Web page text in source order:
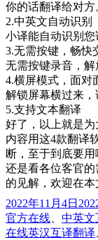
你的话翻译给对方
2.中英文自动识别
小译能自动识别您
3.无需按键，畅快
无需按键录音，
4.横屏模式，面对
解锁屏幕横过来
5.支持文本翻译
好了，以上就是
内容用这4款翻译
断，至于到底要
还是看各位客官
的见解，欢迎在本
发
布
于
2022年11月4日
官方在线
中英文
在线英汉互译翻译